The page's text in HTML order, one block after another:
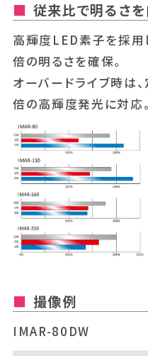
従来比で明るさ
高輝度LED素子を採
倍の明るさを確保。
オーバードライブ時は
倍の高輝度発光に対応。
撮像例
IMAR-80DW